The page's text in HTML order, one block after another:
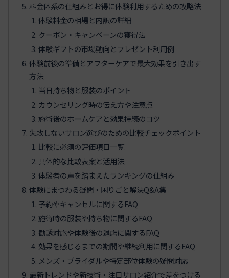
料金体系の仕組みとお得に体験利用するための攻略法
体験料金の相場と内訳の詳細
クーポン・キャンペーンの獲得法
体験ギフトの市場動向とプレゼント利用例
体験前後の準備とアフターケアで最大効果を引き出す
方法
当日持ち物と服装のポイント
カウンセリング時の伝え方や注意点
施術後のホームケアと効果持続のコツ
失敗しないサロン選びのための比較チェックポイント
比較に必須の評価項目一覧
具体的な比較表案と活用法
体験者の声を踏まえたランキングの仕組み
体験にまつわる疑問・困りごと解決Q&A集
予約やキャンセルに関するFAQ
施術時の服装や持ち物に関するFAQ
勧誘対応や体験後の退店に関するFAQ
効果を感じるまでの期間や継続利用に関するFAQ
メンズ・ブライダルや特定部位体験の疑問対応
最新トレンドや新技術・注目サロン紹介で差をつける